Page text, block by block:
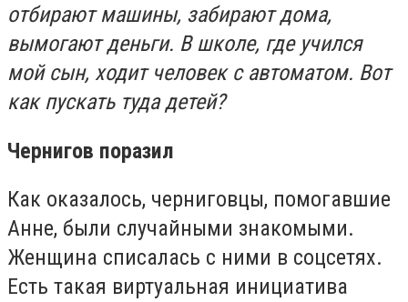
отбирают машины, забирают дома,
вымогают деньги. В школе, где учился
мой сын, ходит человек с автоматом. Вот
как пускать туда детей?
Чернигов поразил
Как оказалось, черниговцы, помогавшие
Анне, были случайными знакомыми.
Женщина списалась с ними в соцсетях.
Есть такая виртуальная инициатива